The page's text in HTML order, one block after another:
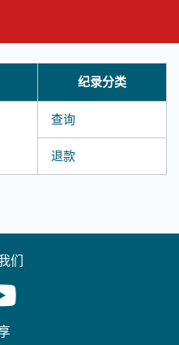
纪录分类
查询
退款
们
[This link will pop up in